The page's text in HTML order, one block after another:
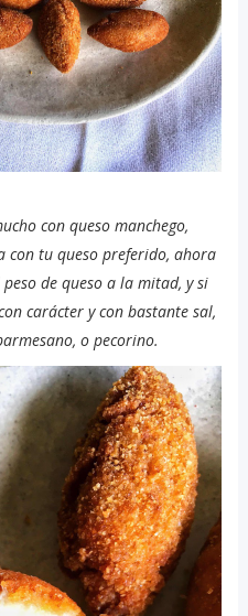
con queso manchego,
con tu queso preferido, ahora
de queso a la mitad, y si
carácter y con bastante sal,
o pecorino.